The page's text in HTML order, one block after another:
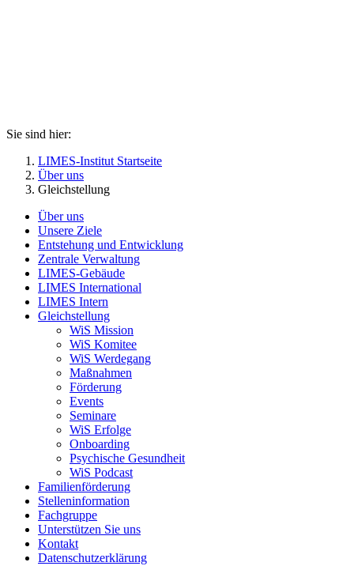
Sie sind hier:
LIMES-Institut Startseite
Über uns
Gleichstellung
Über uns
Unsere Ziele
Entstehung und Entwicklung
Zentrale Verwaltung
LIMES-Gebäude
LIMES International
LIMES Intern
Gleichstellung
WiS Mission
WiS Komitee
WiS Werdegang
Maßnahmen
Förderung
Events
Seminare
WiS Erfolge
Onboarding
Psychische Gesundheit
WiS Podcast
Familienförderung
Stelleninformation
Fachgruppe
Unterstützen Sie uns
Kontakt
Datenschutzerklärung